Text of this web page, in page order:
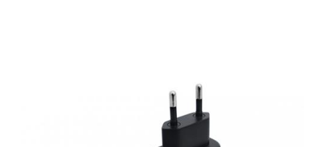
PROMO ATTIVE